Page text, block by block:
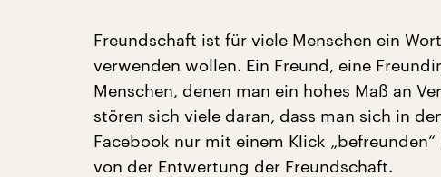
Freundschaft ist für viele Menschen ein
verwenden wollen. Ein Freund, eine
Menschen, denen man ein hohes Maß an
stören sich viele daran, dass man sich in
Facebook nur mit einem Klick
von der Entwertung der Freundschaft.